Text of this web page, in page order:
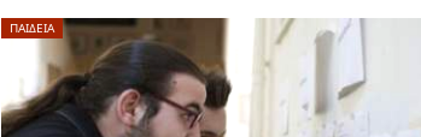
ΠΑΙΔΕΙΑ